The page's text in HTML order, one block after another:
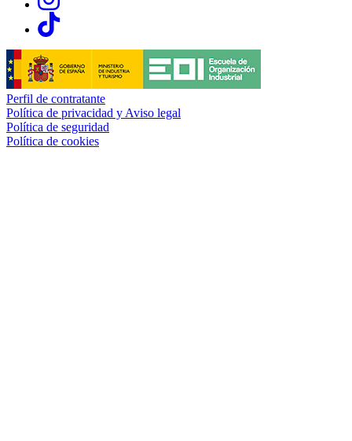
Links, Opens in this window
Perfil de contratante
Política de privacidad y Aviso legal
Política de seguridad
Política de cookies